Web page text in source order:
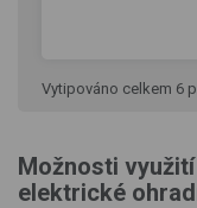
Vytipováno celkem 6
Možnosti
elektrické